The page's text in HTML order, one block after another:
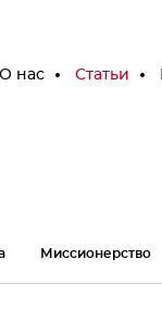
О нас Статьи
Миссионерство